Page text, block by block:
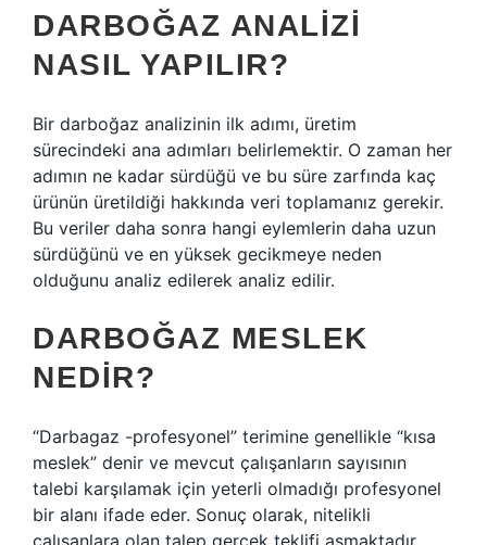
DARBOĞAZ ANALIZI
NASIL YAPILIR?
Bir darboğaz analizinin ilk adımı, üretim
sürecindeki ana adımları belirlemektir. O zaman her
adımın ne kadar sürdüğü ve bu süre zarfında kaç
ürünün üretildiği hakkında veri toplamanız gerekir.
Bu veriler daha sonra hangi eylemlerin daha uzun
sürdüğünü ve en yüksek gecikmeye neden
olduğunu analiz edilerek analiz edilir.
DARBOĞAZ MESLEK
NEDIR?
“Darbagaz -profesyonel” terimine genellikle “kısa
meslek” denir ve mevcut çalışanların sayısının
talebi karşılamak için yeterli olmadığı profesyonel
bir alanı ifade eder. Sonuç olarak, nitelikli
çalışanlara olan talep gerçek teklifi aşmaktadır.